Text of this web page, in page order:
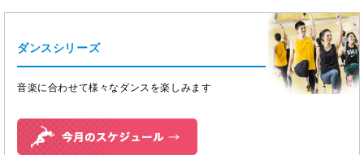
ダンスシリーズ
音楽に合わせて様々なダンスを楽しみます